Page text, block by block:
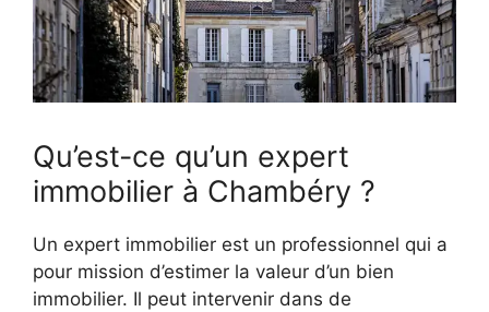
Qu’est-ce qu’un expert
immobilier à Chambéry ?
Un expert immobilier est un professionnel qui a
pour mission d’estimer la valeur d’un bien
immobilier. Il peut intervenir dans de